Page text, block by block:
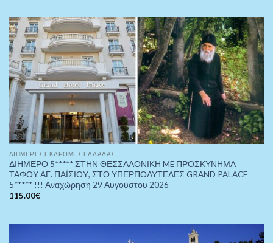
ΔΙΉΜΕΡΕΣ ΕΚΔΡΟΜΈΣ ΕΛΛΆΔΑΣ
ΔΙΗΜΕΡΟ 5***** ΣΤΗΝ ΘΕΣΣΑΛΟΝΙΚΗ ME ΠΡΟΣΚΥΝΗΜΑ
ΤΑΦΟΥ ΑΓ. ΠΑΪΣΙΟΥ, ΣΤΟ ΥΠΕΡΠΟΛΥΤΕΛΕΣ GRAND PALACE
5***** !!! Αναχώρηση 29 Αυγούστου 2026
115.00€